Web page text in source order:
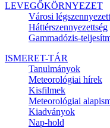
LEVEGŐKÖRNYEZET
Városi
Háttérszennyezettség
Gammadózis-
ISMERET-TÁR
Tanulmányok
Meteorológiai hírek
Kisfilmek
Meteorológiai
Kiadványok
Nap-hold